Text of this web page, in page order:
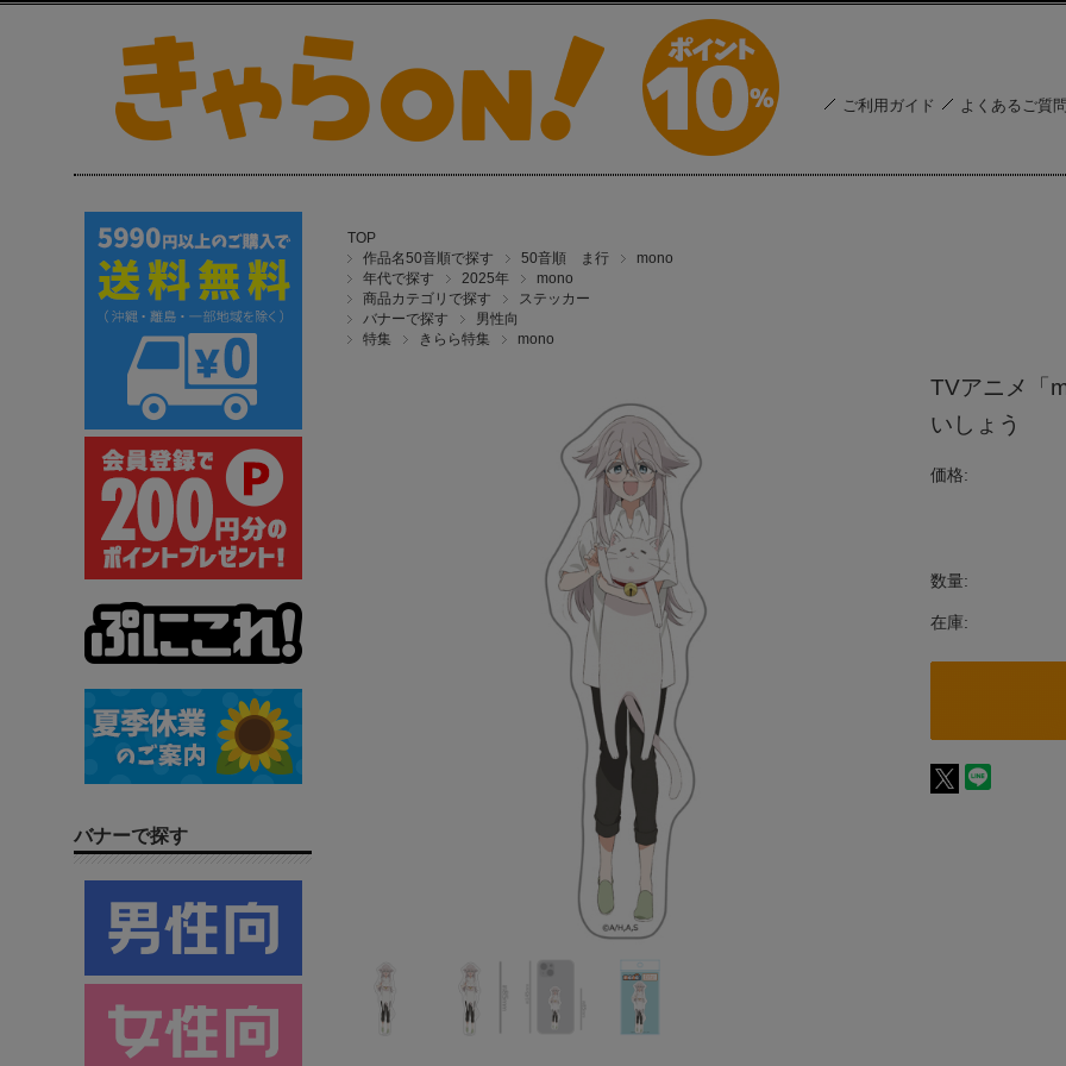
ご利用ガイド よくあるご質
TOP
作品名50音順で探す
50音順 ま行
mono
年代で探す
2025年
mono
商品カテゴリで探す
ステッカー
バナーで探す
男性向
特集
きらら特集 mono
TVアニメ「
いしょう
価格:
数量:
在庫:
バナーで探す